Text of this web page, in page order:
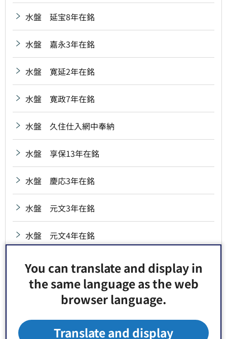
You can translate and display in
the same language as the web
browser language.
Translate and display
水盤 延宝8年在銘
水盤 嘉永3年在銘
水盤 寛延2年在銘
水盤 寛政7年在銘
水盤 久住仕入網中奉納
水盤 享保13年在銘
水盤 慶応3年在銘
水盤 元文3年在銘
水盤 元文4年在銘
水盤 弘化2年在銘
水盤 砂村高砂講奉納
水盤 治兵衛新田氏子中奉納